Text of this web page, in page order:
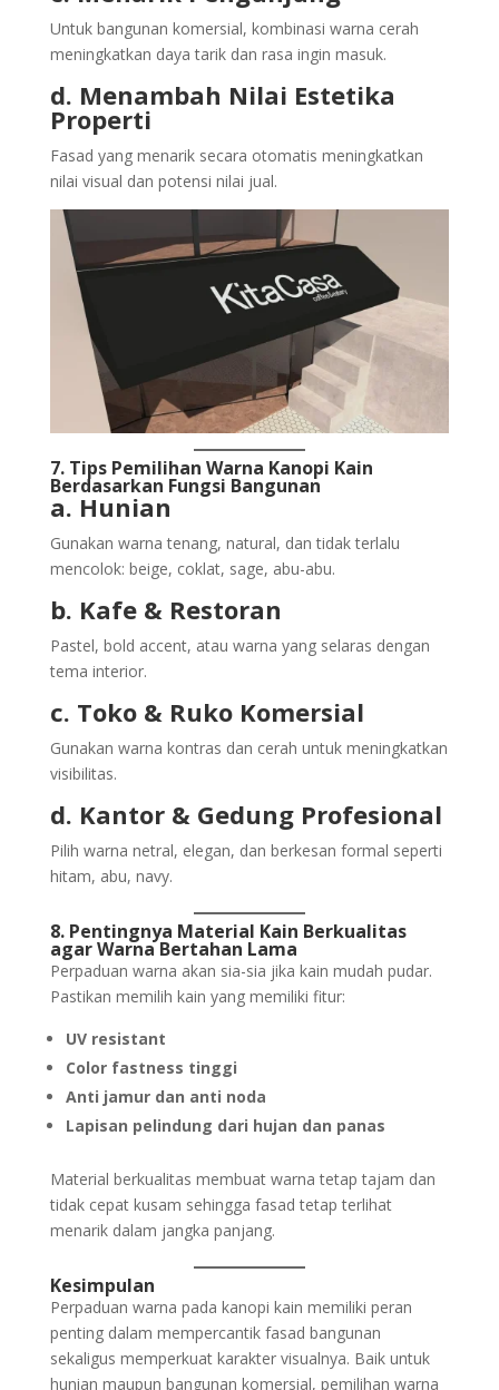
Untuk bangunan komersial, kombinasi warna cerah
meningkatkan daya tarik dan rasa ingin masuk.
d. Menambah Nilai Estetika
Properti
Fasad yang menarik secara otomatis meningkatkan
nilai visual dan potensi nilai jual.
7. Tips Pemilihan Warna Kanopi Kain
Berdasarkan Fungsi Bangunan
a. Hunian
Gunakan warna tenang, natural, dan tidak terlalu
mencolok: beige, coklat, sage, abu-abu.
b. Kafe & Restoran
Pastel, bold accent, atau warna yang selaras dengan
tema interior.
c. Toko & Ruko Komersial
Gunakan warna kontras dan cerah untuk meningkatkan
visibilitas.
d. Kantor & Gedung Profesional
Pilih warna netral, elegan, dan berkesan formal seperti
hitam, abu, navy.
8. Pentingnya Material Kain Berkualitas
agar Warna Bertahan Lama
Perpaduan warna akan sia-sia jika kain mudah pudar.
Pastikan memilih kain yang memiliki fitur:
UV resistant
Color fastness tinggi
Anti jamur dan anti noda
Lapisan pelindung dari hujan dan panas
Material berkualitas membuat warna tetap tajam dan
tidak cepat kusam sehingga fasad tetap terlihat
menarik dalam jangka panjang.
Kesimpulan
Perpaduan warna pada kanopi kain memiliki peran
penting dalam mempercantik fasad bangunan
sekaligus memperkuat karakter visualnya. Baik untuk
hunian maupun bangunan komersial, pemilihan warna